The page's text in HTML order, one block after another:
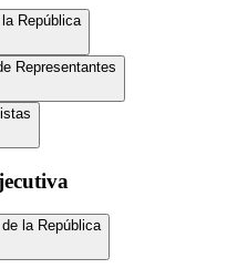
República
Representantes
la República